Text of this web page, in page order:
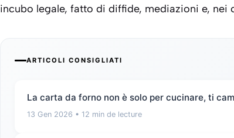
incubo legale, fatto di diffide, mediazioni e, nei
ARTICOLI CONSIGLIATI
La carta da forno non è solo per cucinare, ti
13 Gen 2026 • 12 min de lecture